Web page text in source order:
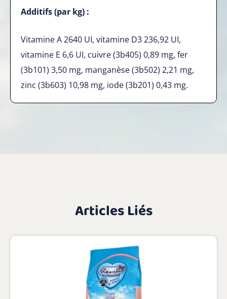
Additifs (par kg) :
Vitamine A 2640 UI, vitamine D3 236,92 UI,
vitamine E 6,6 UI, cuivre (3b405) 0,89 mg, fer
(3b101) 3,50 mg, manganèse (3b502) 2,21 mg,
zinc (3b603) 10,98 mg, iode (3b201) 0,43 mg.
Articles Liés